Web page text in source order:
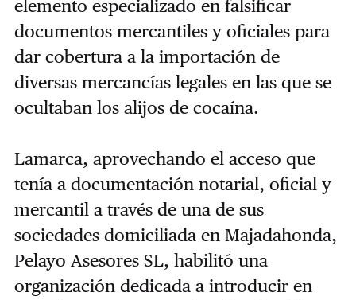
elemento especializado en falsificar
documentos mercantiles y oficiales para
dar cobertura a la importación de
diversas mercancías legales en las que se
ocultaban los alijos de cocaína.
Lamarca, aprovechando el acceso que
tenía a documentación notarial, oficial y
mercantil a través de una de sus
sociedades domiciliada en Majadahonda,
Pelayo Asesores SL, habilitó una
organización dedicada a introducir en